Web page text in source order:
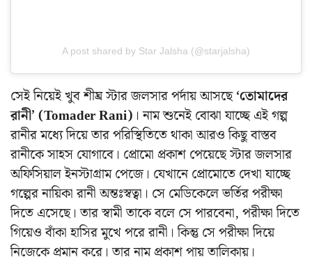
A post shared by Star Jalsha (@starjalsha)
সেই নিয়েই খুব শীঘ্র স্টার জলসার পর্দায় আসছে‘তোমাদের
রানী’ (Tomader Rani) । নাম শুনেই বোঝা যাচ্ছে এই গল্প
রানীর মধ্যে দিয়ে তার পরিস্থিতিতে থাকা আরও কিছু বাস্তব
রানীকে সাহস যোগাবে। প্রোমো প্রকাশ পেয়েছে স্টার জলসার
অফিসিয়াল ইনস্টাগ্রাম পেজে। যেখানে প্রোমোতে দেখা যাচ্ছে
গল্পের নায়িকা রানী অন্তঃস্বত্বা। সে মেডিকেলে ভর্তির পরীক্ষা
দিতে এসেছে। তার স্বামী তাকে বলে সে পারবেনা, পরীক্ষা দিতে
গিয়েও বাঁকা হাসির মুখে পরে রানী। কিন্তু সে পরীক্ষা দিয়ে
নিজেকে প্রমান করে। তার নাম প্রকাশ পায় তালিকায়।